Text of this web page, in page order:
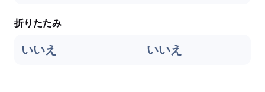
折りたたみ
いいえ いいえ